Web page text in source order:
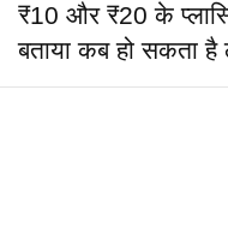
₹10 और ₹20 के
बताया कब हो सकता है